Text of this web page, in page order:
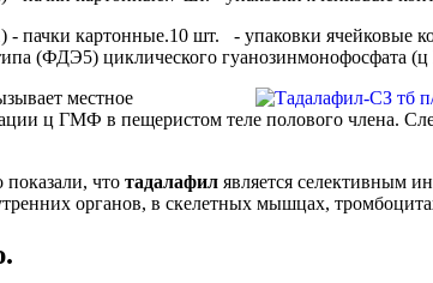
пачки картонные.10 шт. - упаковки ячейковые
(ФДЭ5) циклического гуанозинмонофосфата
местное
ц ГМФ в пещеристом теле полового члена.
показали, что тадалафил является селективным
органов, в скелетных мышцах,